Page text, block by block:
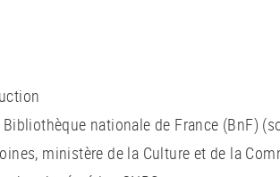
nationale de France (BnF)
ministère de la Culture et de la